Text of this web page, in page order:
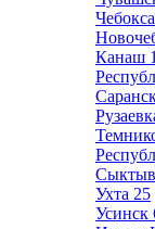
Канаш
Ухта 25
Усинск